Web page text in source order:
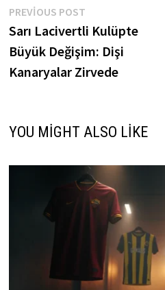
Yazı
gezinmesi
PREVIOUS POSTPrevious
post:
Sarı Lacivertli Kulüpte
Büyük Değişim: Dişi
Kanaryalar Zirvede
YOU MIGHT ALSO LIKE